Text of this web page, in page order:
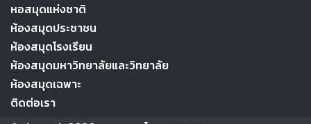
หอสมุดแห่งชาติ
ห้องสมุดประชาชน
ห้องสมุดโรงเรียน
ห้องสมุดมหาวิทยาลัยและวิทยาลัย
ห้องสมุดเฉพาะ
ติดต่อเรา